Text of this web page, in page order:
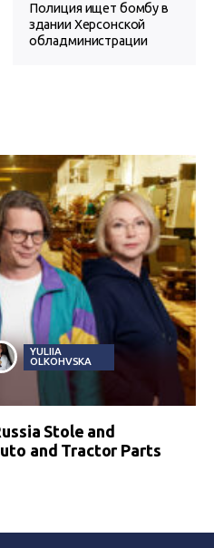
Полиция ищет бомбу в
здании Херсонской
обладминистрации
YULIIA
OLKOHVSKA
Stole and
and Tractor Parts